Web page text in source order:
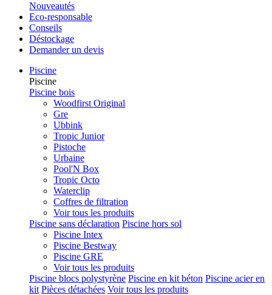
Nouveautés
Eco-responsable
Conseils
Déstockage
Demander un devis
Piscine
Piscine
Piscine bois
Woodfirst Original
Gre
Ubbink
Tropic Junior
Pistoche
Urbaine
Pool'N Box
Tropic Octo
Waterclip
Coffres de filtration
Voir tous les produits
Piscine sans déclaration Piscine hors sol
Piscine Intex
Piscine Bestway
Piscine GRE
Voir tous les produits
Piscine blocs polystyrène Piscine en kit béton Piscine acier en
kit Pièces détachées Voir tous les produits